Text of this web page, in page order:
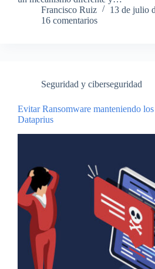
Francisco Ruiz
13 de julio
16 comentarios
Seguridad y ciberseguridad
Evitar Ransomware manteniendo
Dataprius